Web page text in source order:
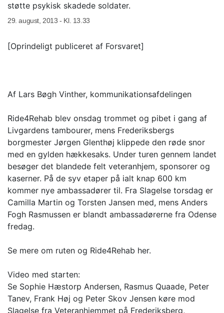
støtte psykisk skadede soldater.
29. august, 2013 - Kl. 13.33
[Oprindeligt publiceret af Forsvaret]
Af Lars Bøgh Vinther, kommunikationsafdelingen
Ride4Rehab blev onsdag trommet og pibet i gang af
Livgardens tambourer, mens Frederiksbergs
borgmester Jørgen Glenthøj klippede den røde snor
med en gylden hækkesaks. Under turen gennem landet
besøger det blandede felt veteranhjem, sponsorer og
kaserner. På de syv etaper på ialt knap 600 km
kommer nye ambassadører til. Fra Slagelse torsdag er
Camilla Martin og Torsten Jansen med, mens Anders
Fogh Rasmussen er blandt ambassadørerne fra Odense
fredag.
Se mere om ruten og Ride4Rehab her.
Video med starten:
Se Sophie Hæstorp Andersen, Rasmus Quaade, Peter
Tanev, Frank Høj og Peter Skov Jensen køre mod
Slagelse fra Veteranhjemmet på Frederiksberg,